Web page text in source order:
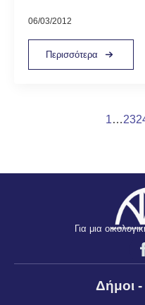
06/03/2012
Περισσότερα
1…23
Για μια
Δήμοι